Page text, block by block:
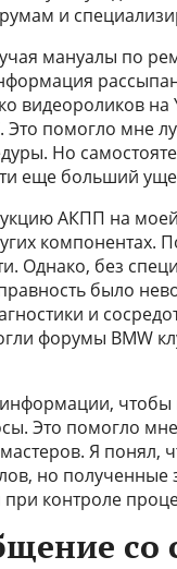
и
мануалы по
видеороликов
помогло мне
Но
еще больший
АКПП на
компонентах.
Однако, без
было
и
форумы BMW
Это помогло
Я понял,
но
контроле
со